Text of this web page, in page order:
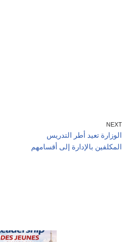
NEXT
الوزارة تعيد أطر التدريس
المكلفين بالإدارة إلى أقسامهم